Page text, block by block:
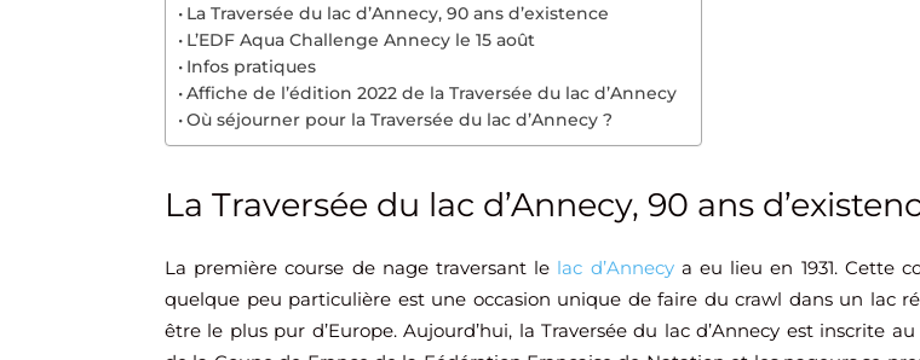
La Traversée du lac d’Annecy, 90 ans d’existence
L’EDF Aqua Challenge Annecy le 15 août
Infos pratiques
Affiche de l’édition 2022 de la Traversée du lac d’Annecy
Où séjourner pour la Traversée du lac d’Annecy ?
La Traversée du lac d’Annecy, 90 ans
La première course de nage traversant le lac d’Annecya eu lieu en 1931. Cette
quelque peu particulière est une occasion unique de faire du crawl dans un lac
être le plus pur d’Europe. Aujourd’hui, la Traversée du lac d’Annecy est inscrite